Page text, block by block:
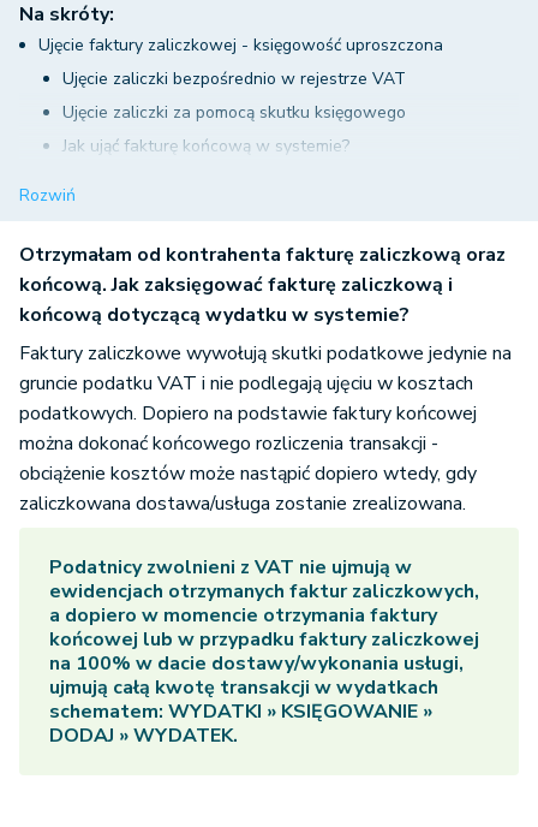
Na skróty:
Ujęcie faktury zaliczkowej - księgowość uproszczona
Ujęcie zaliczki bezpośrednio w rejestrze VAT
Ujęcie zaliczki za pomocą skutku księgowego
Jak ująć fakturę końcową w systemie?
trwałego?
Ujęcie faktury zaliczkowej - pełna księgowość
Ujęcie faktury zaliczki
Zaksięgowanie faktury końcowej
Przeksięgowanie zaliczki obejmującej 100% zamówienia
Rozwiń
Otrzymałam od kontrahenta fakturę zaliczkową oraz
końcową. Jak zaksięgować fakturę zaliczkową i
końcową dotyczącą wydatku w systemie?
Faktury zaliczkowe wywołują skutki podatkowe jedynie na
gruncie podatku VAT i nie podlegają ujęciu w kosztach
podatkowych. Dopiero na podstawie faktury końcowej
można dokonać końcowego rozliczenia transakcji -
obciążenie kosztów może nastąpić dopiero wtedy, gdy
zaliczkowana dostawa/usługa zostanie zrealizowana.
Podatnicy zwolnieni z VAT nie ujmują w
ewidencjach otrzymanych faktur zaliczkowych,
a dopiero w momencie otrzymania faktury
końcowej lub w przypadku faktury zaliczkowej
na 100% w dacie dostawy/wykonania usługi,
ujmują całą kwotę transakcji w wydatkach
schematem: WYDATKI » KSIĘGOWANIE »
DODAJ » WYDATEK.